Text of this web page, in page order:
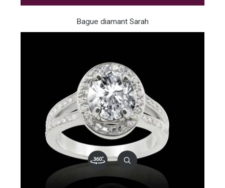
Bague diamant Sarah